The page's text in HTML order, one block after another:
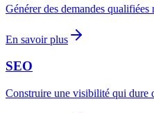
Générer des demandes qualifiées
En savoir plus
SEO
Construire une visibilité qui dure